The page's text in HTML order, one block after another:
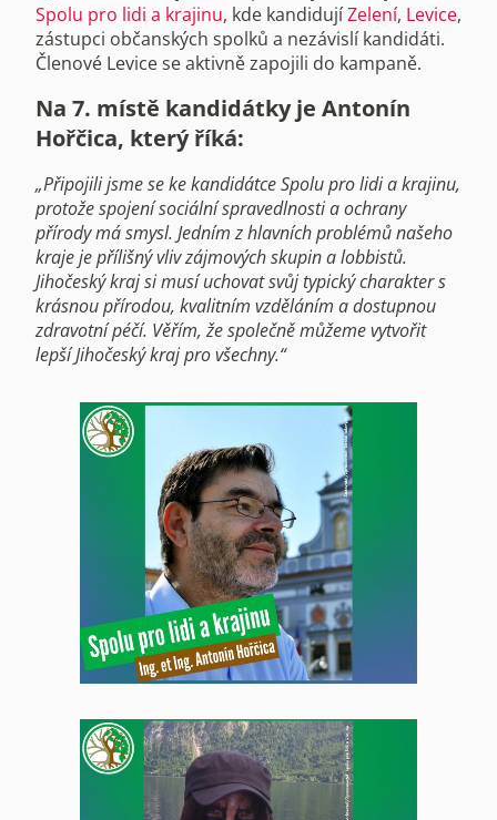
Spolu pro lidi a krajinu, kde kandidujíZelení, Levice,
zástupci občanských spolků a nezávislíkandidáti.
Členové Levice se aktivně zapojili do kampaně.
Na 7. místě kandidátky je Antonín
Hořčica, který říká:
„Připojili jsme se ke kandidátce Spolu pro lidi a krajinu,
protože spojení sociální spravedlnosti a ochrany
přírody má smysl. Jedním z hlavních problémů našeho
kraje je přílišný vliv zájmových skupin a lobbistů.
Jihočeský kraj si musí uchovat svůj typický charakter s
krásnou přírodou, kvalitním vzděláním a dostupnou
zdravotní péčí. Věřím, že společně můžeme vytvořit
lepší Jihočeský kraj pro všechny.“